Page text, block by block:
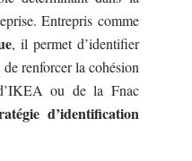
Entrepris comme
, il permet d’identifier
renforcer la cohésion
ou de la Fnac
d’identification